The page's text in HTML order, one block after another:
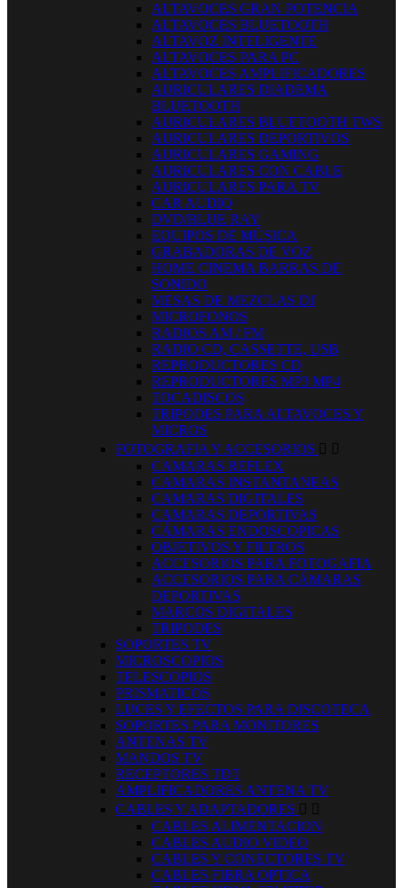
ALTAVOCES GRAN POTENCIA
ALTAVOCES BLUETOOTH
ALTAVOZ INTELIGENTE
ALTAVOCES PARA PC
ALTAVOCES AMPLIFICADORES
AURICULARES DIADEMA
BLUETOOTH
AURICULARES BLUETOOTH TWS
AURICULARES DEPORTIVOS
AURICULARES GAMING
AURICULARES CON CABLE
AURICULARES PARA TV
CAR AUDIO
DVD/BLUE RAY
EQUIPOS DE MÚSICA
GRABADORAS DE VOZ
HOME CINEMA BARRAS DE
SONIDO
MESAS DE MEZCLAS DJ
MICROFONOS
RADIOS AM / FM
RADIO CD, CASSETTE, USB
REPRODUCTORES CD
REPRODUCTORES MP3 MP4
TOCADISCOS
TRIPODES PARA ALTAVOCES Y
MICROS
FOTOGRAFIA Y ACCESORIOS  
CAMARAS REFLEX
CAMARAS INSTANTANEAS
CAMARAS DIGITALES
CAMARAS DEPORTIVAS
CÁMARAS ENDOSCOPICAS
OBJETIVOS Y FILTROS
ACCESORIOS PARA FOTOGAFIA
ACCESORIOS PARA CÁMARAS
DEPORTIVAS
MARCOS DIGITALES
TRIPODES
SOPORTES TV
MICROSCOPIOS
TELESCOPIOS
PRISMATICOS
LUCES Y EFECTOS PARA DISCOTECA
SOPORTES PARA MONITORES
ANTENAS TV
MANDOS TV
RECEPTORES TDT
AMPLIFICADORES ANTENA TV
CABLES Y ADAPTADORES  
CABLES ALIMENTACION
CABLES AUDIO VIDEO
CABLES Y CONECTORES TV
CABLES FIBRA OPTICA